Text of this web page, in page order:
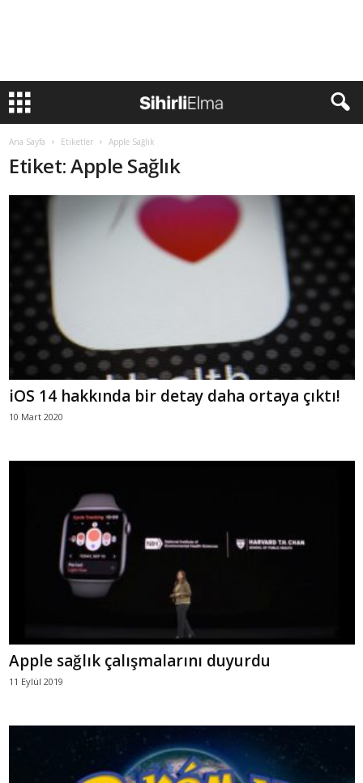
Ana Sayfa Etiketler Apple Sağlık
Etiket: Apple Sağlık
iOS 14 hakkında bir detay daha ortaya çıktı!
10 Mart 2020
Apple sağlık çalışmalarını duyurdu
11 Eylül 2019